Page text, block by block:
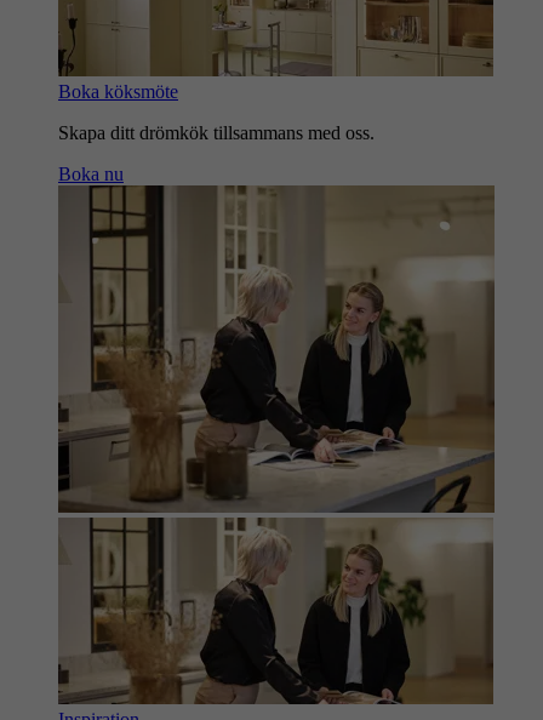
Boka köksmöte
Skapa ditt drömkök tillsammans med oss.
Boka nu